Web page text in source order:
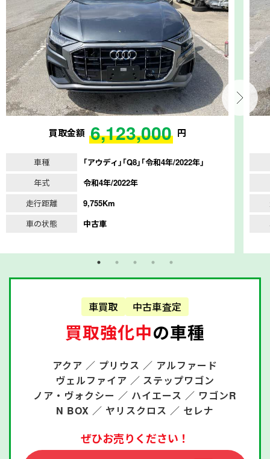
買取金額 6,123,000 円
車種
｢アウディ｣｢Q8｣｢令和4年/2022年｣
年式
令和4年/2022年
走行距離
9,755Km
車の状態
中古車
車買取 中古車査定
買取強化中の車種
アクア ／ プリウス ／ アルファード
ヴェルファイア ／ ステップワゴン
ノア・ヴォクシー ／ ハイエース ／ ワゴンR
N BOX ／ ヤリスクロス ／ セレナ
ぜひお売りください！